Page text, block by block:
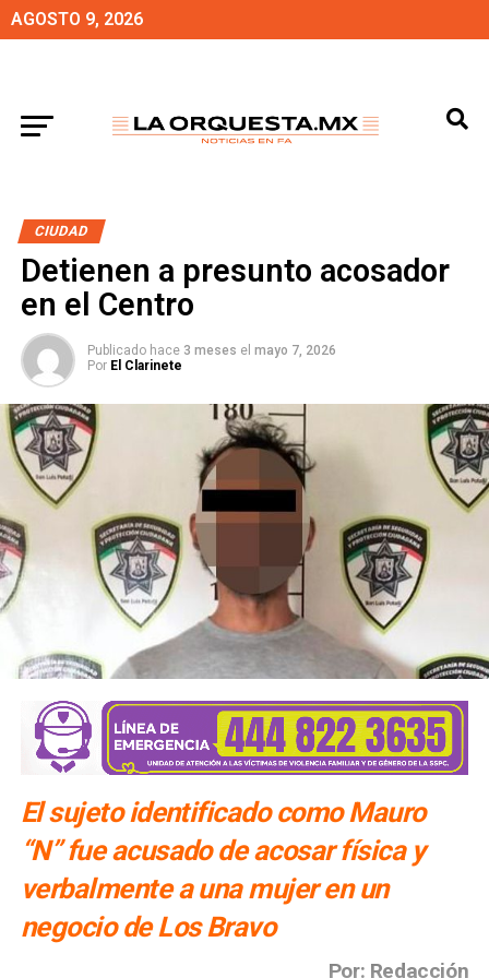
AGOSTO 9, 2026
CIUDAD
Detienen a presunto acosador
en el Centro
Publicado hace 3 meses el mayo 7, 2026
Por El Clarinete
El sujeto identificado como Mauro
“N” fue acusado de acosar física y
verbalmente a una mujer en un
negocio de Los Bravo
Por: Redacción